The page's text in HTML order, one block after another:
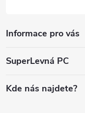
Informace pro vás
SuperLevná PC
Kde nás najdete?